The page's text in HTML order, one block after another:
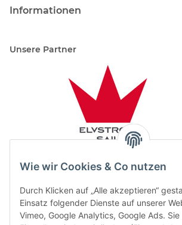
Wie wir Cookies & Co nutzen
Durch Klicken auf „Alle akzeptieren“
Einsatz folgender Dienste auf unserer
Vimeo, Google Analytics, Google Ads.
Informationen
Unsere Partner